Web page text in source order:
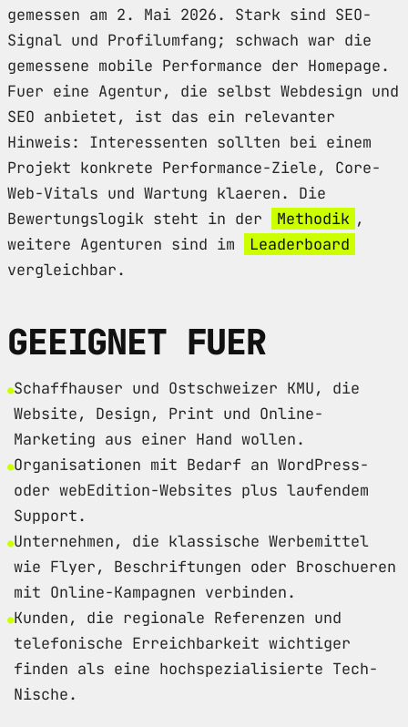
gemessen am 2. Mai 2026. Stark sind SEO-
Signal und Profilumfang; schwach war die
gemessene mobile Performance der Homepage.
Fuer eine Agentur, die selbst Webdesign und
SEO anbietet, ist das ein relevanter
Hinweis: Interessenten sollten bei einem
Projekt konkrete Performance-Ziele, Core-
Web-Vitals und Wartung klaeren. Die
Bewertungslogik steht in der
Methodik ,
weitere Agenturen sind im
Leaderboard
vergleichbar.
GEEIGNET FUER
Schaffhauser und Ostschweizer KMU, die
Website, Design, Print und Online-
Marketing aus einer Hand wollen.
Organisationen mit Bedarf an WordPress-
oder webEdition-Websites plus laufendem
Support.
Unternehmen, die klassische Werbemittel
wie Flyer, Beschriftungen oder Broschueren
mit Online-Kampagnen verbinden.
Kunden, die regionale Referenzen und
telefonische Erreichbarkeit wichtiger
finden als eine hochspezialisierte Tech-
Nische.